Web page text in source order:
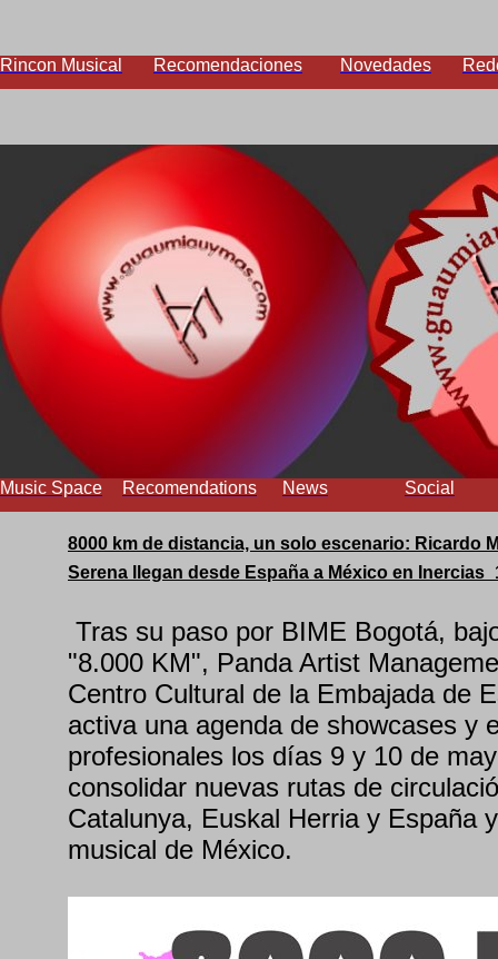
Rincon Musical Recomendaciones Novedades
Music Space Recomendations News Social
8000 km de distancia, un solo escenario: Ricardo
Serena llegan desde España a México en
Tras su paso por BIME Bogotá,
"8.000 KM", Panda Artist
Centro Cultural de la Embajada de
activa una agenda de showcases y
profesionales los días 9 y 10 de
consolidar nuevas rutas de
Catalunya, Euskal Herria y España
musical de México.